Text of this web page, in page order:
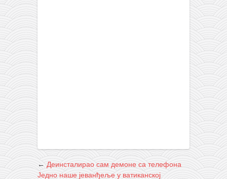
← Деинсталирао сам демоне са телефона
Једно наше јеванђеље у ватиканској